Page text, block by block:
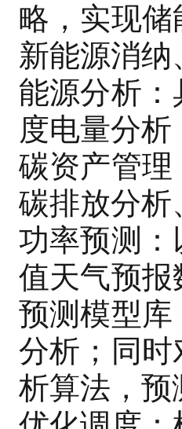
略，实现
新能源消
能源分析
度电量分
碳资产管
碳排放分析
功率预测
值天气预
预测模型
分析；同
析算法，预